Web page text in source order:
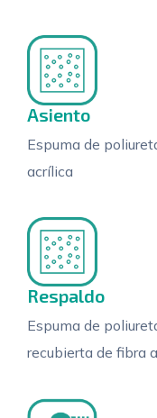
Asiento
Espuma de
acrílica
Respaldo
Espuma de
recubierta de fibra